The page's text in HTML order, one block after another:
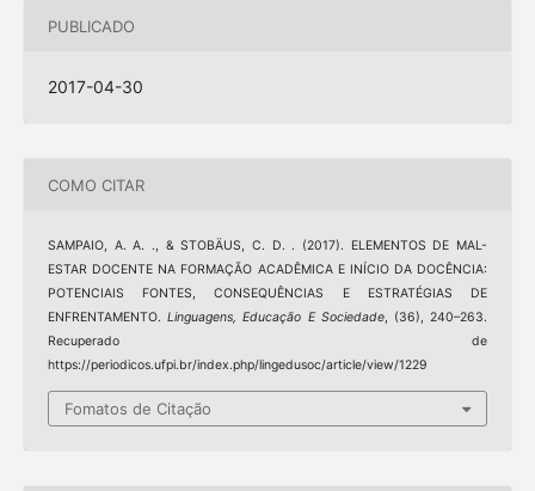
PUBLICADO
2017-04-30
COMO CITAR
SAMPAIO, A. A. ., & STOBÄUS, C. D. . (2017). ELEMENTOS DE MAL-
ESTAR DOCENTE NA FORMAÇÃO ACADÊMICA E INÍCIO DA DOCÊNCIA:
POTENCIAIS FONTES, CONSEQUÊNCIAS E ESTRATÉGIAS DE
ENFRENTAMENTO.Linguagens, Educação E Sociedade, (36), 240–263.
Recuperado de
https://periodicos.ufpi.br/index.php/lingedusoc/article/view/1229
Fomatos de Citação